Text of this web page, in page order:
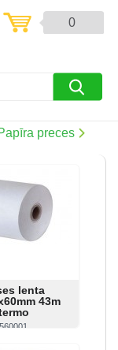
0
preces
lenta
43m
560001